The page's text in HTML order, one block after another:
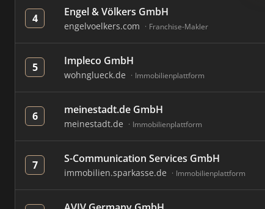
4 Engel & Völkers GmbH
engelvoelkers.com Franchise-Makler
5 Impleco GmbH
wohnglueck.de Immobilienplattform
6 meinestadt.de GmbH
meinestadt.de Immobilienplattform
7 S-Communication Services GmbH
immobilien.sparkasse.de Immobilienplattform